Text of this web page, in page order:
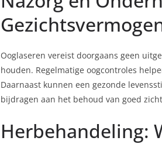
Ooglaseren vereist doorgaans geen
houden. Regelmatige oogcontroles
Daarnaast kunnen een gezonde
bijdragen aan het behoud van goed
Herbehandeling: